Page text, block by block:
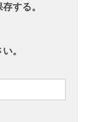
する。
。